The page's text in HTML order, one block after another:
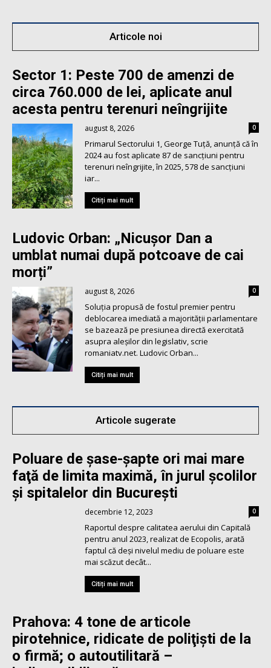
Articole noi
Sector 1: Peste 700 de amenzi de
circa 760.000 de lei, aplicate anul
acesta pentru terenuri neîngrijite
august 8, 2026 0
Primarul Sectorului 1, George Tuță, anunță că în
2024 au fost aplicate 87 de sancțiuni pentru
terenuri neîngrijite, în 2025, 578 de sancțiuni
iar...
Citiți mai mult
Ludovic Orban: „Nicușor Dan a
umblat numai după potcoave de cai
morți”
august 8, 2026 0
Soluția propusă de fostul premier pentru
deblocarea imediată a majorității parlamentare
se bazează pe presiunea directă exercitată
asupra aleșilor din legislativ, scrie
romaniatv.net. Ludovic Orban...
Citiți mai mult
Articole sugerate
Poluare de şase-şapte ori mai mare
faţă de limita maximă, în jurul şcolilor
şi spitalelor din București
decembrie 12, 2023 0
Raportul despre calitatea aerului din Capitală
pentru anul 2023, realizat de Ecopolis, arată
faptul că deși nivelul mediu de poluare este
mai scăzut decât...
Citiți mai mult
Prahova: 4 tone de articole
pirotehnice, ridicate de poliţişti de la
o firmă; o autoutilitară –